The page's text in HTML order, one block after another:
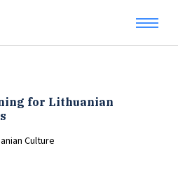
for Lithuanian
Culture